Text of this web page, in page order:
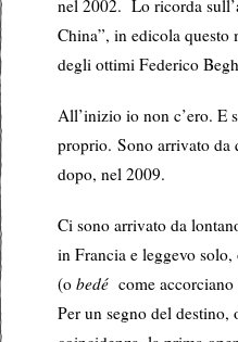
nel 2002. Lo ricorda
China”, in edicola questo
degli ottimi Federico
All’inizio io non c’ero. E
proprio. Sono arrivato da
dopo, nel 2009.
Ci sono arrivato da
in Francia e leggevo solo,
(o bedécome accorciano
Per un segno del destino,